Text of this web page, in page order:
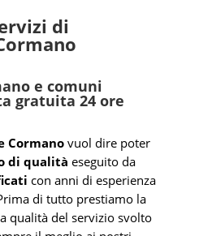
di
e comuni
gratuita 24 ore
Cormanovuol dire poter
di qualità eseguito da
con anni di esperienza
di tutto prestiamo la
qualità del servizio svolto